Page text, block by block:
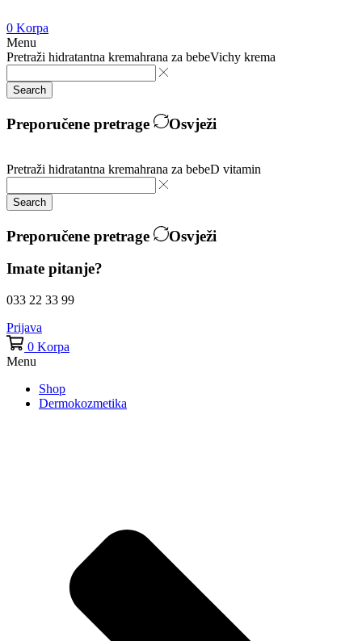
0 Korpa
Menu
Pretraži hidratantna kremahrana za bebeVichy krema
Search
Preporučene pretrage Osvježi
Pretraži hidratantna kremahrana za bebeD vitamin
Search
Preporučene pretrage
Osvježi
Imate pitanje?
033 22 33 99
Prijava
0 Korpa
Menu
Shop
Dermokozmetika